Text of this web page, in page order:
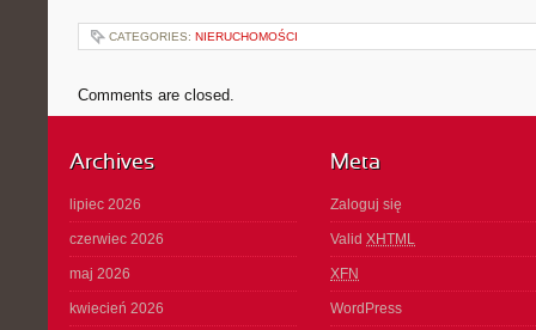
CATEGORIES: NIERUCHOMOŚCI
Comments are closed.
Archives
lipiec 2026
czerwiec 2026
maj 2026
kwiecień 2026
Meta
Zaloguj się
Valid XHTML
XFN
WordPress